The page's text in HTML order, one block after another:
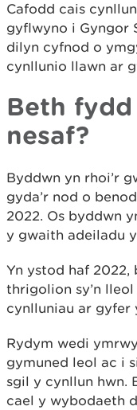
Cafodd cais
gyflwyno i Gyngor
dilyn cyfnod o
cynllunio llawn ar
Beth
nesaf?
Byddwn yn rhoi’r
gyda’r nod o
2022. Os byddwn
y gwaith adeiladu
Yn ystod haf
thrigolion sy’n
cynlluniau ar gyfer
Rydym wedi
gymuned leol ac i
sgil y cynllun hwn.
cael y wybodaeth